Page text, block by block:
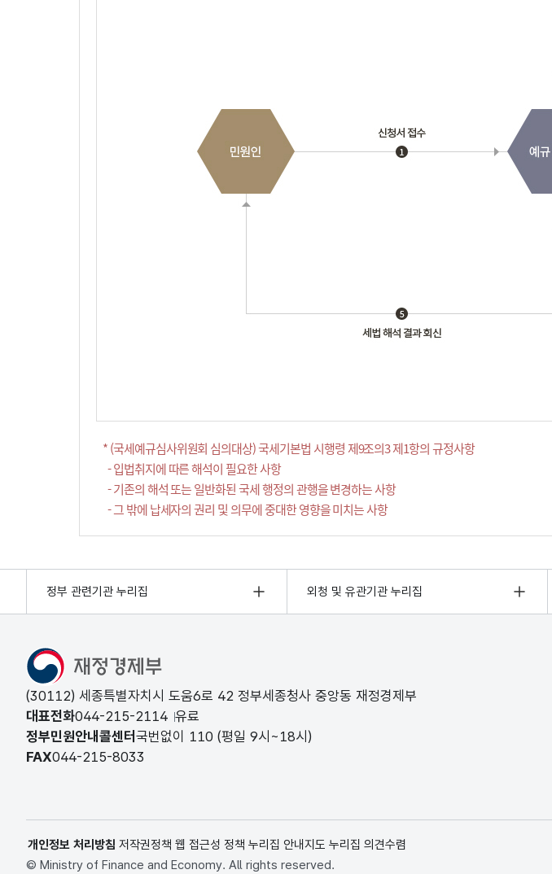
* (국세예규심사위원회 심의대상) 국세기본법 시행령 제9조의3 제1항의 규정사항
- 입법취지에 따른 해석이 필요한 사항
- 기존의 해석 또는 일반화된 국세 행정의 관행을 변경하는 사항
- 그 밖에 납세자의 권리 및 의무에 중대한 영향을 미치는 사항
정부 관련기관 누리집 외청 및 유관기관 누리집
(30112) 세종특별자치시 도움6로 42 정부세종청사 중앙동 재정경제부
대표전화044-215-2114 유료
정부민원안내콜센터 국번없이 110 (평일 9시~18시)
FAX044-215-8033
개인정보 처리방침 저작권정책 웹 접근성 정책 누리집 안내지도 누리집 의견수렴
© Ministry of Finance and Economy. All rights reserved.